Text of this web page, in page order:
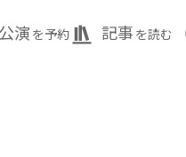
公演 を予約 記事 を読む